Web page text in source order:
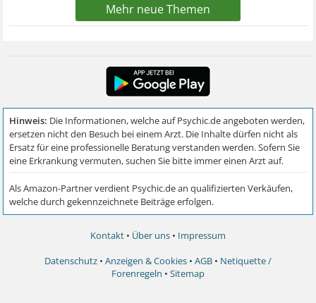
Mehr neue Themen
Kontakt • Über uns • Impressum
Datenschutz • Anzeigen & Cookies • AGB • Netiquette /
Forenregeln • Sitemap